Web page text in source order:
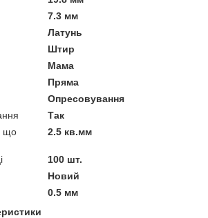
7.3 мм
Латунь
Штир
Мама
Пряма
Опресовування
Так
що
2.5 кв.мм
100 шт.
Новий
0.5 мм